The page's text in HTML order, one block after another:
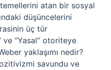
atan bir sosyal
düşüncelerini
üç tür
ve “Yasal” otoriteye
yaklaşımı nedir?
savundu ve